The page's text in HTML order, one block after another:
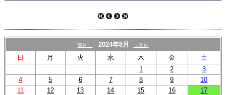
スケジュール
ブログ
前月← 2024年8月 →次月
日 月 火 水 木 金
土
1
2
3
4
5 6 7 8 9
10
11
12 13 14 15 16
17